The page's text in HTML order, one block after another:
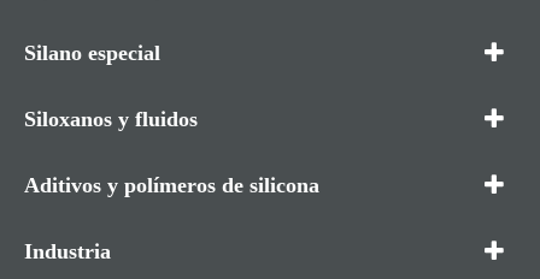
Silano especial
Siloxanos y fluidos
Aditivos y polímeros de silicona
Industria